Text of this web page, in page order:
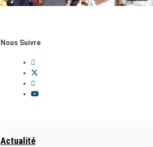
Nous Suivre
Actualité